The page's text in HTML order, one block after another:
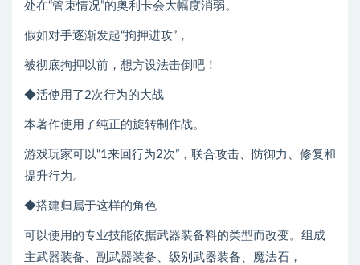
处在“管束情况”的奥利卡会大幅度消弱。
假如对手逐渐发起“拘押进攻”，
被彻底拘押以前，想方设法击倒吧！
◆活使用了2次行为的大战
本著作使用了纯正的旋转制作战。
游戏玩家可以“1来回行为2次”，联合攻击、防御力、修复和
提升行为。
◆搭建归属于这样的角色
可以使用的专业技能依据武器装备料的类型而改变。组成
主武器装备、副武器装备、级别武器装备、魔法石，